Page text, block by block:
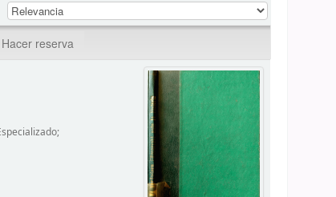
Hacer reserva